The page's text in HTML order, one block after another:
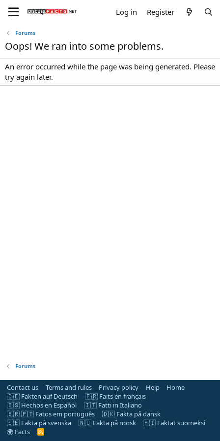
Log in Register
Forums
Oops! We ran into some problems.
An error occurred while the page was being generated. Please
try again later.
Forums
Contact us Terms and rules Privacy policy Help
Home
🇩🇪 Fakten auf Deutsch
🇫🇷 Faits en français
🇪🇸 Hechos en Español
🇮🇹 Fatti in Italiano
🇧🇷 🇵🇹 Fatos em português
🇩🇰 Fakta på dansk
🇸🇪 Fakta på svenska
🇳🇴 Fakta på norsk
🇫🇮 Faktat suomeksi
🌍 Facts
R